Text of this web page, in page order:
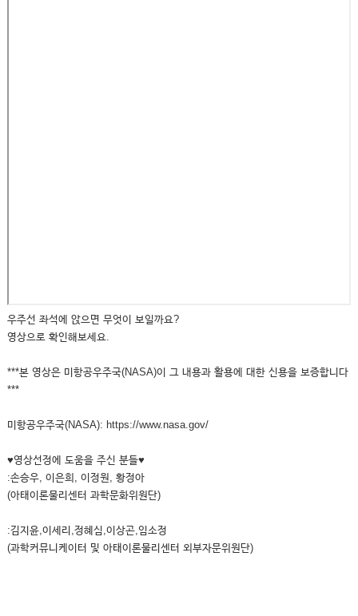
우주선 좌석에 앉으면 무엇이 보일까요?
영상으로 확인해보세요.
***본 영상은 미항공우주국(NASA)이 그 내용과 활용에 대한 신용을 보증합니다
***
미항공우주국(NASA): https://www.nasa.gov/
♥영상선정에 도움을 주신 분들♥
:손승우, 이은희, 이정원, 황정아
(아태이론물리센터 과학문화위원단)
:김지윤,이세리,정혜심,이상곤,임소정
(과학커뮤니케이터 및 아태이론물리센터 외부자문위원단)